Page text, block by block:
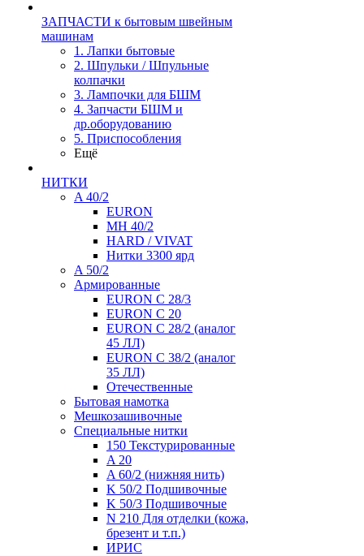
ЗАПЧАСТИ к бытовым швейным
машинам
1. Лапки бытовые
2. Шпульки / Шпульные
колпачки
3. Лампочки для БШМ
4. Запчасти БШМ и
др.оборудованию
5. Приспособления
Ещё
НИТКИ
A 40/2
EURON
MH 40/2
HARD / VIVAT
Нитки 3300 ярд
A 50/2
Армированные
EURON C 28/3
EURON C 20
EURON C 28/2 (аналог
45 ЛЛ)
EURON C 38/2 (аналог
35 ЛЛ)
Отечественные
Бытовая намотка
Мешкозашивочные
Специальные нитки
150 Текстурированные
A 20
A 60/2 (нижняя нить)
K 50/2 Подшивочные
K 50/3 Подшивочные
N 210 Для отделки (кожа,
брезент и т.п.)
ИРИС